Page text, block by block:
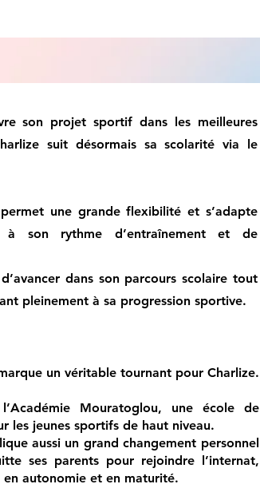
son projet sportif dans les meilleures
suit désormais sa scolarité via le
une grande flexibilité et s’adapte
à son rythme d’entraînement et de
dans son parcours scolaire tout
pleinement à sa progression sportive.
un véritable tournant pour Charlize.
Mouratoglou, une école de
les jeunes sportifs de haut niveau.
aussi un grand changement personnel
ses parents pour rejoindre l’internat,
en autonomie et en maturité.